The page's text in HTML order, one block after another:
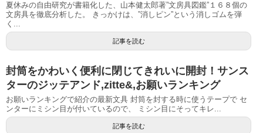
夏休みの自由研究が書籍化した、山本健太郎著”文房具図鑑”１６８個の
文房具を徹底分析した。 きっかけは、”消しピン”という消しゴムを弾
く...
記事を読む
封筒をかわいく便利に閉じてきれいに開封！サンス
ターのジッテアンド,zitte&,お願いランキング
お願いランキングで紹介の最新文具 封筒を封する時に使うテープで セ
ンターにミシン目が付いているので、 ミシン目にそってキレ...
記事を読む